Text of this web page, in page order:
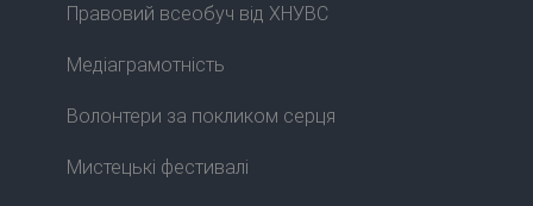
Правовий всеобуч від ХНУВС
Медіаграмотність
Волонтери за покликом серця
Мистецькі фестивалі